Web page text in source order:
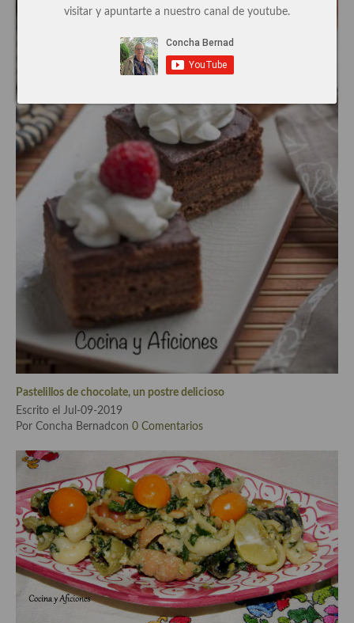
Cocina de Guatemala
Cocina de Nicaragua
Cocina Jamaicana
Cocina Mexicana
Cocina peruana
Cocina de Oriente Medio
Cocina israelí
Cocina libanesa
Cocina Siria
Cocina Azerí (Azerbaiyán)
Cocina de Egipto
Cocina de Tunez
Cocina Oriental
Cocina Tailandesa
Cocina Japonesa
Cocina Vietnamita
Cocina camboyana
Pastelillos de chocolate, un postre delicioso
Escrito el Jul-09-2019
Por Concha Bernadcon 0 Comentarios
visitar y apuntarte a nuestro canal de youtube.